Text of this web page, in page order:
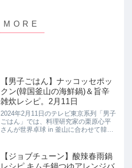
【男子ごはん】ナッコッセポッ
クン(韓国釜山の海鮮鍋)＆旨辛
雑炊レシピ。2月11日
2024年2月11日のテレビ東京系列「男子
ごはん」では、料理研究家の栗原心平
さんが世界卓球 in 釜山に合わせて韓
炊レシピ【韓国風旨辛雑炊】を教えて
くれたので詳しく紹介し...
【ジョブチューン】酸辣春雨鍋
レシピ キムチ鍋つゆアレンジバ